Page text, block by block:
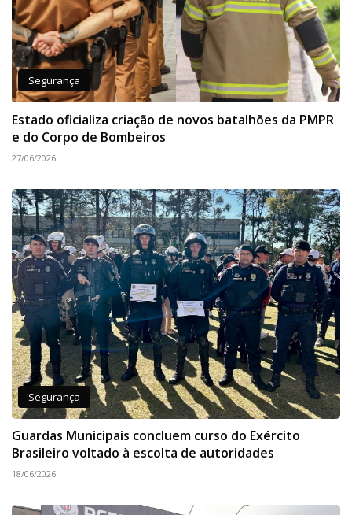
Segurança
Estado oficializa criação de novos batalhões da PMPR
e do Corpo de Bombeiros
27/06/2026
Segurança
Guardas Municipais concluem curso do Exército
Brasileiro voltado à escolta de autoridades
18/06/2026